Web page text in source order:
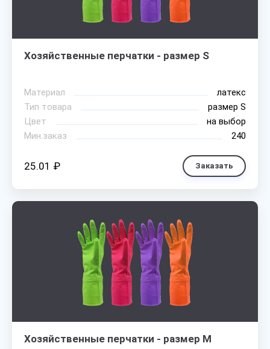
Хозяйственные перчатки - размер S
Материал
латекс
Тип товара
размер S
Цвет
на выбор
Мин.заказ
240
25.01 ₽ Заказать
Хозяйственные перчатки - размер M